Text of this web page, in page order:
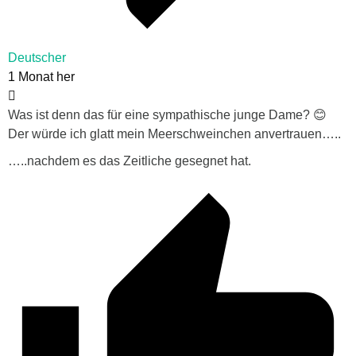
Deutscher
1 Monat her
Was ist denn das für eine sympathische junge Dame? 😊
Der würde ich glatt mein Meerschweinchen anvertrauen…..
…..nachdem es das Zeitliche gesegnet hat.